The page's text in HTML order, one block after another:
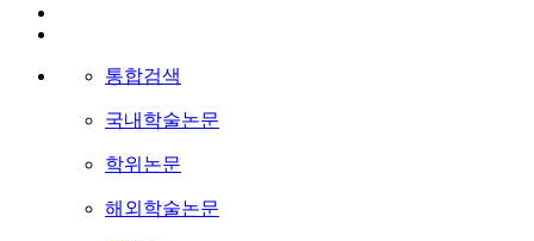
통합검색
국내학술논문
학위논문
해외학술논문